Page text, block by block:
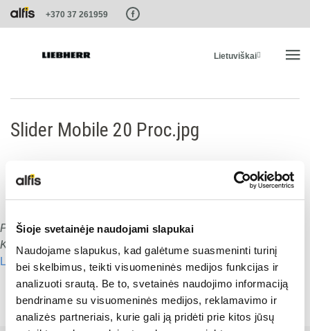
Šioje svetainėje naudojami slapukai
Naudojame slapukus, kad galėtume suasmeninti turinį
bei skelbimus, teikti visuomeninės medijos funkcijas ir
analizuoti srautą. Be to, svetainės naudojimo informaciją
bendriname su visuomeninės medijos, reklamavimo ir
analizės partneriais, kurie gali ją pridėti prie kitos jūsų
Paste this code as high in the of the page as possible:
+370 37 261959
Lietuviškai
LIEBHERR SISTEMOS
LIEBHERR-SHOP
NAUDOTA LIEBHERR TECHNIKA
Slider Mobile 20 Proc.jpg
Dalies ar šo:
Publicēts:30.12.2019
Komentāru skaits:
Dalies ar šo:
Lasīt nākamo